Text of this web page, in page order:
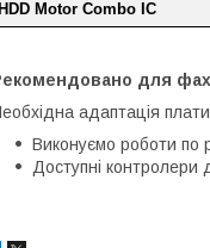
Motor Combo IC
для
адаптація
Виконуємо роботи по
Доступні